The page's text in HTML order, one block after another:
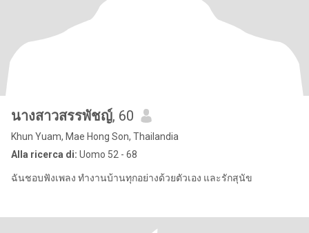
นางสาวสรรพัชญ์, 60
Khun Yuam, Mae Hong Son, Thailandia
Alla ricerca di: Uomo 52 - 68
ฉันชอบฟังเพลง ทำงานบ้านทุกอย่างด้วยตัวเอง และรักสุนัข